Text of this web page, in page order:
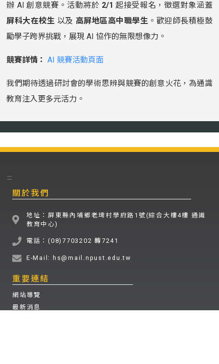
辦 AI 創意競賽。活動將於 2/1 起接受報名，徵選對象涵蓋
屏科大在校生 以及 高屏地區高中職學生 。歡迎師長積極鼓
勵學子跨界挑戰，展現 AI 協作的無限想像力。
競賽詳情： AI 競賽活動頁面
我們期待透過研討會的學術思辨與競賽的創意火花，為通識
教育注入更多元活力。
:::
關於我們
地址：屏東縣內埔鄉老埤村學府路1號(綜合大樓4樓 通識
教育中心)
電話：(08)7703202 轉7241
E-Mail: hs@mail.npust.edu.tw
重要連結
網站導覽
最新消息